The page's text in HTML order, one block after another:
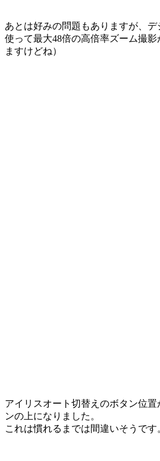
あとは好みの問題もありますが、
使って最大48倍の高倍率ズーム撮
ますけどね）
アイリスオート切替えのボタン位
ンの上になりました。
これは慣れるまでは間違いそうです